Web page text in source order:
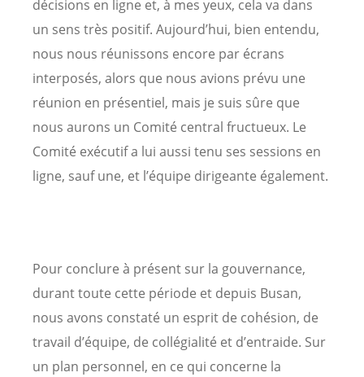
décisions en ligne et, à mes yeux, cela va dans
un sens très positif. Aujourd’hui, bien entendu,
nous nous réunissons encore par écrans
interposés, alors que nous avions prévu une
réunion en présentiel, mais je suis sûre que
nous aurons un Comité central fructueux. Le
Comité exécutif a lui aussi tenu ses sessions en
ligne, sauf une, et l’équipe dirigeante également.
Pour conclure à présent sur la gouvernance,
durant toute cette période et depuis Busan,
nous avons constaté un esprit de cohésion, de
travail d’équipe, de collégialité et d’entraide. Sur
un plan personnel, en ce qui concerne la